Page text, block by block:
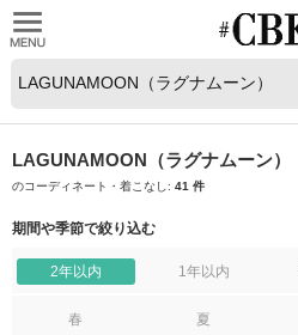
LAGUNAMOON（ラグナムーン）
のコーディネート・着こなし: 41 件
期間や季節で絞り込む
2年以内 1年以内
春 夏